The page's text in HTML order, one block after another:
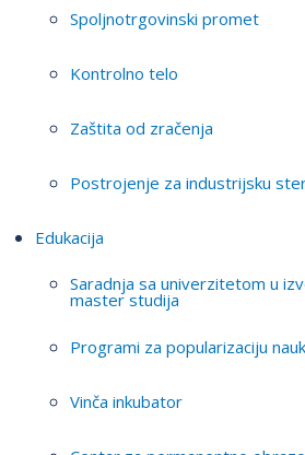
Spoljnotrgovinski promet
Kontrolno telo
Zaštita od zračenja
Postrojenje za industrijsku
Edukacija
Saradnja sa univerzitetom u
master studija
Programi za popularizaciju
Vinča inkubator